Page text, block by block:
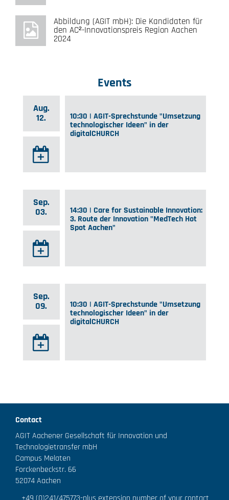
Abbildung (AGIT mbH): Die Kandidaten für
den AC²-Innovationspreis Region Aachen
2024
Events
Aug.
12.
10:30 | AGIT-Sprechstunde "Umsetzung
technologischer Ideen" in der
digitalCHURCH
Sep.
03.
14:30 | Care for Sustainable Innovation:
3. Route der Innovation "MedTech Hot
Spot Aachen"
Sep.
09.
10:30 | AGIT-Sprechstunde "Umsetzung
technologischer Ideen" in der
digitalCHURCH
Contact
AGIT Aachener Gesellschaft für Innovation und
Technologietransfer mbH
Campus Melaten
Forckenbeckstr. 66
52074 Aachen